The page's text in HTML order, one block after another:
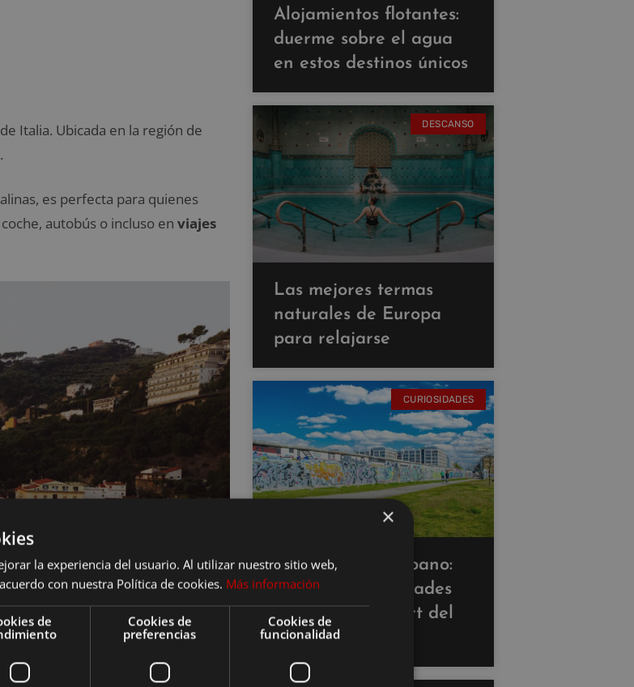
Italia. Ubicada en la región de
es perfecta para quienes
autobús o incluso en viajes
Alojamientos flotantes:
duerme sobre el agua
en estos destinos únicos
DESCANSO
Las mejores termas
naturales de Europa
para relajarse
CURIOSIDADES
Rutas de arte urbano:
descubre las ciudades
con más street art del
mundo
×
la experiencia del usuario. Al utilizar nuestro sitio web,
con nuestra Política de cookies. Más información
de
Cookies de
preferencias
Cookies de
funcionalidad